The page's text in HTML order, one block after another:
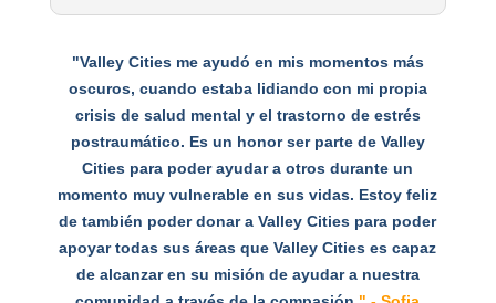
"Valley Cities me ayudó en mis momentos más
oscuros, cuando estaba lidiando con mi propia
crisis de salud mental y el trastorno de estrés
postraumático. Es un honor ser parte de Valley
Cities para poder ayudar a otros durante un
momento muy vulnerable en sus vidas. Estoy feliz
de también poder donar a Valley Cities para poder
apoyar todas sus áreas que Valley Cities es capaz
de alcanzar en su misión de ayudar a nuestra